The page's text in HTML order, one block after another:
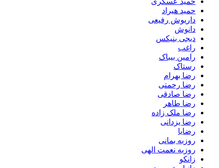
حمید هیراد
داریوش رفیعی
دانوش
دیجی بنیکس
راغب
رامین بیباک
رستاک
رضا بهرام
رضا رحمتی
رضا صادقی
رضا طاهر
رضا ملک زاده
رضا یزدانی
رضایا
روزبه بمانى
روزبه نعمت الهی
زانکو